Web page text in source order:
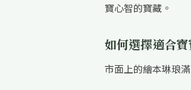
寶心智的寶藏。
如何選擇適合寶
市面上的繪本琳琅